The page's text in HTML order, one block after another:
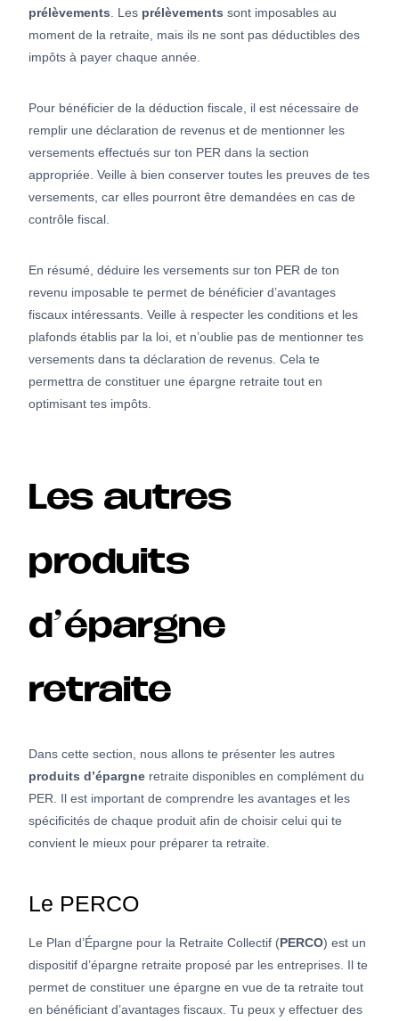
prélèvements . Les prélèvements sont imposables au
moment de la retraite, mais ils ne sont pas déductibles des
impôts à payer chaque année.
Pour bénéficier de la déduction fiscale, il est nécessaire de
remplir une déclaration de revenus et de mentionner les
versements effectués sur ton PER dans la section
appropriée. Veille à bien conserver toutes les preuves de tes
versements, car elles pourront être demandées en cas de
contrôle fiscal.
En résumé, déduire les versements sur ton PER de ton
revenu imposable te permet de bénéficier d’avantages
fiscaux intéressants. Veille à respecter les conditions et les
plafonds établis par la loi, et n’oublie pas de mentionner tes
versements dans ta déclaration de revenus. Cela te
permettra de constituer une épargne retraite tout en
optimisant tes impôts.
Les autres
produits
d’épargne
retraite
Dans cette section, nous allons te présenter les autres
produits d’épargne retraite disponibles en complément du
PER. Il est important de comprendre les avantages et les
spécificités de chaque produit afin de choisir celui qui te
convient le mieux pour préparer ta retraite.
Le PERCO
Le Plan d’Épargne pour la Retraite Collectif (PERCO) est un
dispositif d’épargne retraite proposé par les entreprises. Il te
permet de constituer une épargne en vue de ta retraite tout
en bénéficiant d’avantages fiscaux. Tu peux y effectuer des